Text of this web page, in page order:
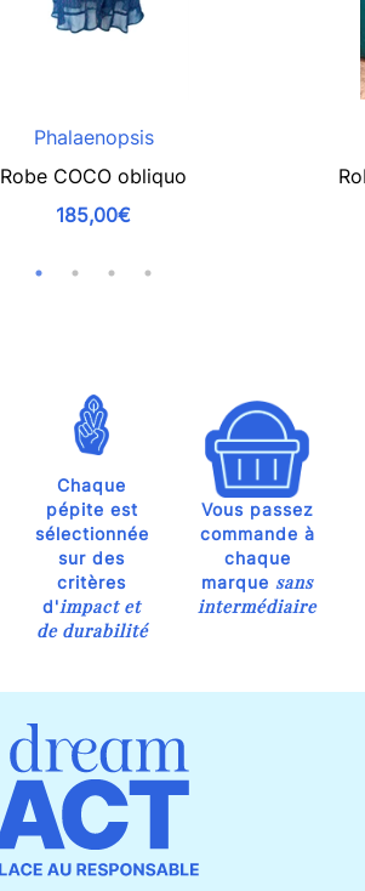
Phalaenopsis
Robe COCO obliquo
185,00€
Chaque
pépite est
sélectionnée
sur des
critères
d'impact et
de durabilité
Vous passez
commande à
chaque
marque sans
intermédiaire